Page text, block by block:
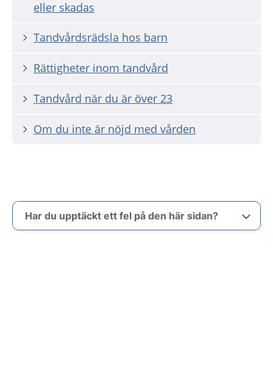
eller skadas
Tandvårdsrädsla hos barn
Rättigheter inom tandvård
Tandvård när du är över 23
Om du inte är nöjd med vården
Har du upptäckt ett fel på den här sidan?